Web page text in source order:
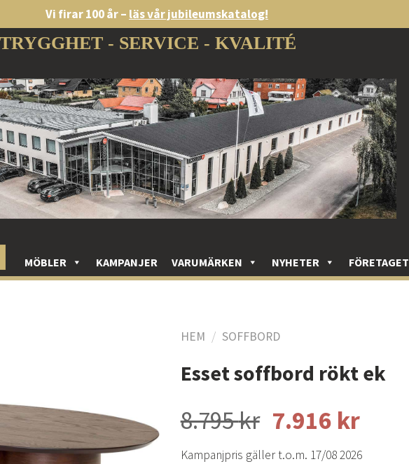
Vi firar 100 år – läs vår jubileumskatalog!
TRYGGHET - SERVICE - KVALITÉ
MÖBLER KAMPANJER VARUMÄRKEN NYHETER FÖRETAGET
önskelistan
HEM / SOFFBORD
Esset soffbord rökt ek
8.795kr 7.916 kr
Kampanjpris gäller t.o.m. 17/08 2026